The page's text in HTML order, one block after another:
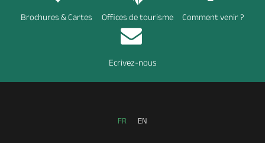
Brochures & Cartes Offices de tourisme Comment venir ?
Ecrivez-nous
FR EN